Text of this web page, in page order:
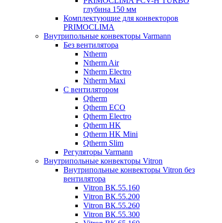
глубина 150 мм
Комплектующие для конвекторов
PRIMOCLIMA
Внутрипольные конвекторы Varmann
Без вентилятора
Ntherm
Ntherm Air
Ntherm Electro
Ntherm Maxi
С вентилятором
Qtherm
Qtherm ECO
Qtherm Electro
Qtherm HK
Qtherm HK Mini
Qtherm Slim
Регуляторы Varmann
Внутрипольные конвекторы Vitron
Внутрипольные конвекторы Vitron без
вентилятора
Vitron ВК.55.160
Vitron ВК.55.200
Vitron ВК.55.260
Vitron ВК.55.300